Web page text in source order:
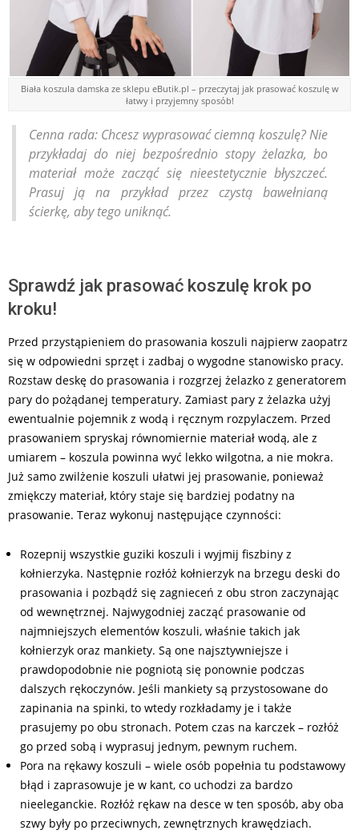
Biała koszula damska ze sklepu eButik.pl – przeczytaj jak prasować koszulę w
łatwy i przyjemny sposób!
Cenna rada: Chcesz wyprasować ciemną koszulę? Nie
przykładaj do niej bezpośrednio stopy żelazka, bo
materiał może zacząć się nieestetycznie błyszczeć.
Prasuj ją na przykład przez czystą bawełnianą
ścierkę, aby tego uniknąć.
Sprawdź jak prasować koszulę krok po
kroku!
Przed przystąpieniem do prasowania koszuli najpierw zaopatrz
się w odpowiedni sprzęt i zadbaj o wygodne stanowisko pracy.
Rozstaw deskę do prasowania i rozgrzej żelazko z generatorem
pary do pożądanej temperatury. Zamiast pary z żelazka użyj
ewentualnie pojemnik z wodą i ręcznym rozpylaczem. Przed
prasowaniem spryskaj równomiernie materiał wodą, ale z
umiarem – koszula powinna wyć lekko wilgotna, a nie mokra.
Już samo zwilżenie koszuli ułatwi jej prasowanie, ponieważ
zmiękczy materiał, który staje się bardziej podatny na
prasowanie. Teraz wykonuj następujące czynności:
Rozepnij wszystkie guziki koszuli i wyjmij fiszbiny z
kołnierzyka. Następnie rozłóż kołnierzyk na brzegu deski do
prasowania i pozbądź się zagnieceń z obu stron zaczynając
od wewnętrznej. Najwygodniej zacząć prasowanie od
najmniejszych elementów koszuli, właśnie takich jak
kołnierzyk oraz mankiety. Są one najsztywniejsze i
prawdopodobnie nie pogniotą się ponownie podczas
dalszych rękoczynów. Jeśli mankiety są przystosowane do
zapinania na spinki, to wtedy rozkładamy je i także
prasujemy po obu stronach. Potem czas na karczek – rozłóż
go przed sobą i wyprasuj jednym, pewnym ruchem.
Pora na rękawy koszuli – wiele osób popełnia tu podstawowy
błąd i zaprasowuje je w kant, co uchodzi za bardzo
nieeleganckie. Rozłóż rękaw na desce w ten sposób, aby oba
szwy były po przeciwnych, zewnętrznych krawędziach.